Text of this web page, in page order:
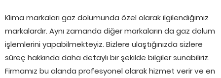
Klima markaları gaz dolumunda özel olarak ilgilendiğimiz
markalardır. Aynı zamanda diğer markaların da gaz dolum
işlemlerini yapabilmekteyiz. Bizlere ulaştığınızda sizlere
süreç hakkında daha detaylı bir şekilde bilgiler sunabiliriz.
Firmamız bu alanda profesyonel olarak hizmet verir ve en